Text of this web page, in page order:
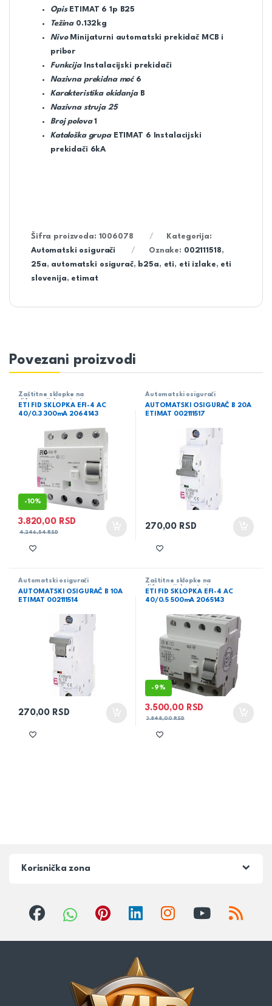
Opis ETIMAT 6 1p B25
Težina 0.132kg
Nivo Minijaturni automatski prekidač MCB i
pribor
Funkcija
Instalacijski prekidači
Nazivna prekidna moć 6
Karakteristika okidanja B
Nazivna struja 25
Broj polova1
Kataloška grupa ETIMAT 6 Instalacijski
prekidači 6kA
Šifra proizvoda: 1006078
Kategorija:
Automatski osigurači
Oznake: 002111518,
25a, automatski osigurač, b25a, eti, eti izlake, eti
slovenija, etimat
Povezani proizvodi
Zaštitne sklopke na
diferencijalnu struju
ETI FID SKLOPKA EFI-4 AC
40/0.3 300mA 2064143
-10%
3.820,00 RSD
4.246,54RSD
Automatski osigurači
AUTOMATSKI OSIGURAČ B 20A
ETIMAT 002111517
270,00 RSD
Automatski osigurači
AUTOMATSKI OSIGURAČ B 10A
ETIMAT 002111514
270,00 RSD
Zaštitne sklopke na
diferencijalnu struju
ETI FID SKLOPKA EFI-4 AC
40/0.5 500mA 2065143
-9%
3.500,00 RSD
3.848,00RSD
Korisnička zona